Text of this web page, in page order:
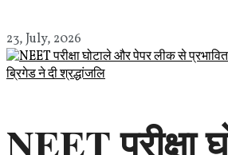
23, July, 2026
NEET परीक्षा